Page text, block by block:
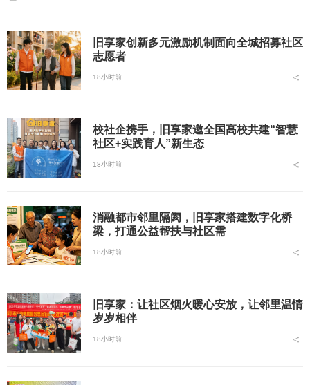
旧享家创新多元激励机制面向全城招募社区
志愿者
18小时前
校社企携手，旧享家邀全国高校共建“智慧
社区+实践育人”新生态
18小时前
消融都市邻里隔阂，旧享家搭建数字化桥
梁，打通公益帮扶与社区需
18小时前
旧享家：让社区烟火暖心安放，让邻里温情
岁岁相伴
18小时前